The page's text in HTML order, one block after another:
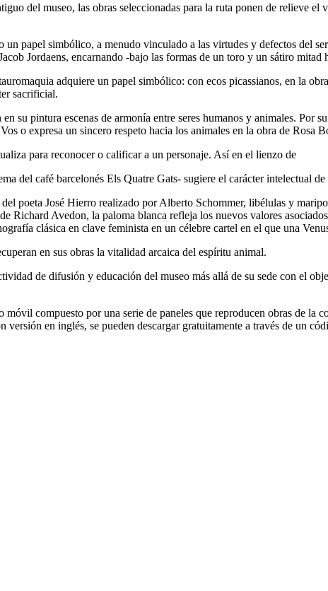
del museo, las obras seleccionadas para la ruta ponen de relieve el
papel simbólico, a menudo vinculado a las virtudes y defectos del
Jordaens, encarnando -bajo las formas de un toro y un sátiro
adquiere un papel simbólico: con ecos picassianos, en la
sacrificial.
en su pintura escenas de armonía entre seres humanos y animales. Por
o expresa un sincero respeto hacia los animales en la obra de Rosa
para reconocer o calificar a un personaje. Así en el lienzo de
del café barcelonés Els Quatre Gats- sugiere el carácter intelectual de
poeta José Hierro realizado porAlberto Schommer, libélulas y
Richard Avedon, la paloma blanca refleja los nuevos valores
clásica en clave feminista en un célebre cartel en el que una
en sus obras la vitalidad arcaica del espíritu animal.
de difusión y educación del museo más allá de su sede con el
compuesto por una serie de paneles que reproducen obras de la
versión en inglés, se pueden descargar gratuitamente a través de un